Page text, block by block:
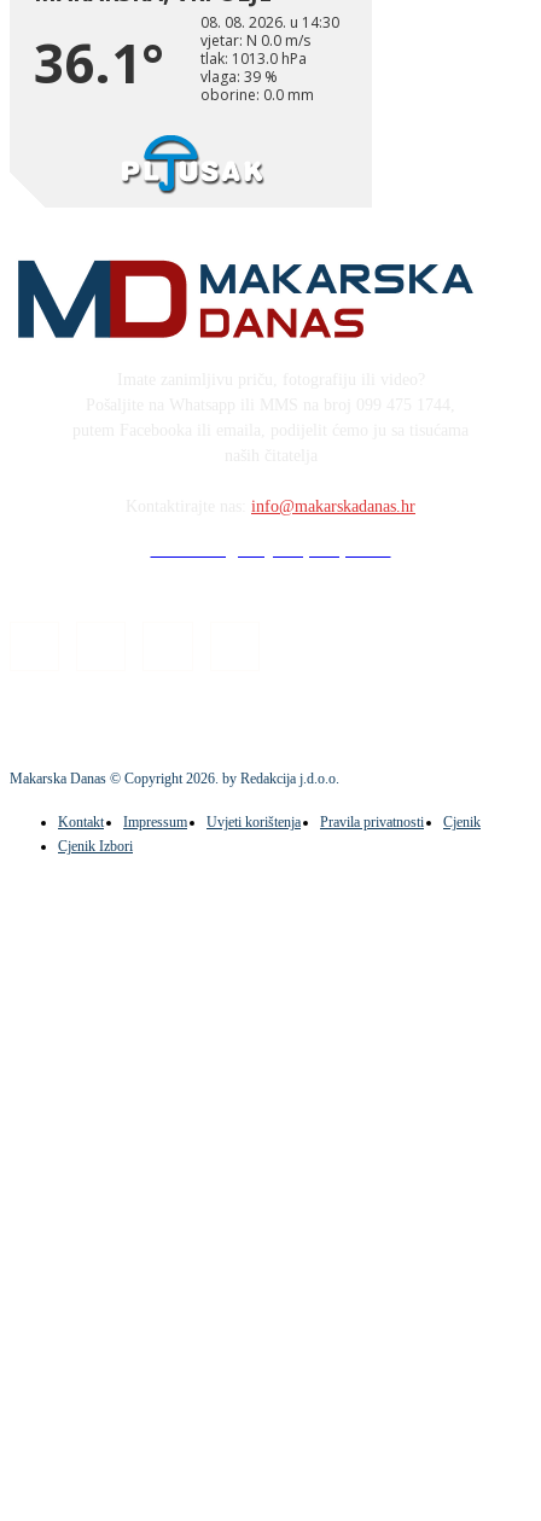
info@makarskadanas.hr
Makarska Danas © Copyright2026. by Redakcija j.d.o.o.
Kontakt Impressum Uvjeti korištenja Pravila privatnosti
Cjenik
Cjenik Izbori